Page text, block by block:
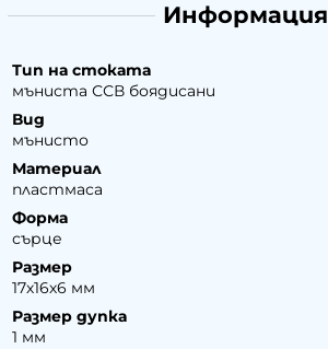
Информация
Тип на стоката
мъниста ССВ боядисани
Вид
мънисто
Материал
пластмаса
Форма
сърце
Размер
17х16х6 мм
Размер дупка
1 мм